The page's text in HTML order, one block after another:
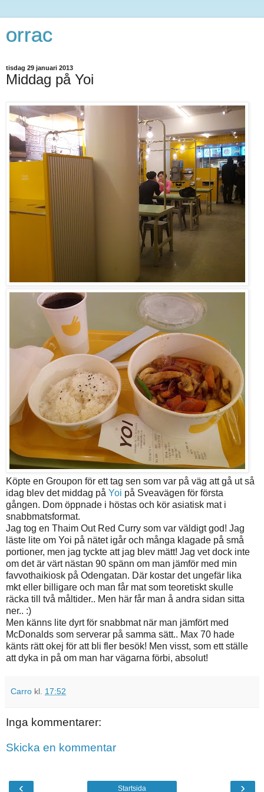
orrac
tisdag 29 januari 2013
Middag på Yoi
Köpte en Groupon för ett tag sen som var på väg att gå ut så
idag blev det middag på Yoi på Sveavägen för första
gången. Dom öppnade i höstas och kör asiatisk mat i
snabbmatsformat.
Jag tog en Thaim Out Red Curry som var väldigt god! Jag
läste lite om Yoi på nätet igår och många klagade på små
portioner, men jag tyckte att jag blev mätt! Jag vet dock inte
om det är värt nästan 90 spänn om man jämför med min
favvothaikiosk på Odengatan. Där kostar det ungefär lika
mkt eller billigare och man får mat som teoretiskt skulle
räcka till två måltider.. Men här får man å andra sidan sitta
ner.. :)
Men känns lite dyrt för snabbmat när man jämfört med
McDonalds som serverar på samma sätt.. Max 70 hade
känts rätt okej för att bli fler besök! Men visst, som ett ställe
att dyka in på om man har vägarna förbi, absolut!
Carro kl. 17:52
Inga kommentarer:
Skicka en kommentar
‹ ›
Startsida